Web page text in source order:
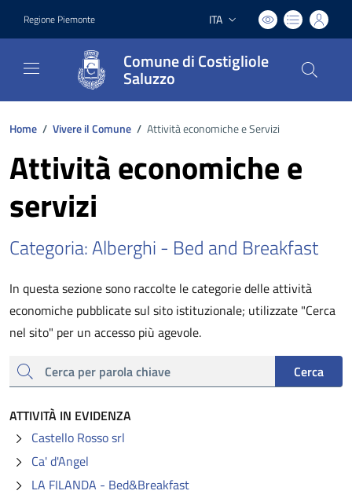
Regione Piemonte Lingua attiva:
ITA
Comune di Costigliole
Saluzzo
Home / Vivere il Comune / Attività economiche e Servizi
Attività economiche e
servizi
Categoria: Alberghi - Bed and Breakfast
In questa sezione sono raccolte le categorie delle attività
economiche pubblicate sul sito istituzionale; utilizzate "Cerca
nel sito" per un accesso più agevole.
cerca
Cerca
ATTIVITÀ IN EVIDENZA
Castello Rosso srl
Ca' d'Angel
LA FILANDA - Bed&Breakfast